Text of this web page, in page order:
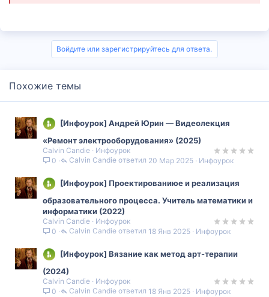
Войдите или зарегистрируйтесь для ответа.
Похожие темы
[Инфоурок] Андрей Юрин ― Видеолекция
«Ремонт электрооборудования» (2025)
Calvin Candie
Инфоурок
0
Инфоурок
20 Мар 2025
Calvin Candie
[Инфоурок] Проектированиюе и реализация
образовательного процесса. Учитель математики и
информатики (2022)
Calvin Candie
Инфоурок
0
Инфоурок
18 Янв 2025
Calvin Candie
[Инфоурок] Вязание как метод арт-терапии
(2024)
Calvin Candie
Инфоурок
0
Инфоурок
18 Янв 2025
Calvin Candie